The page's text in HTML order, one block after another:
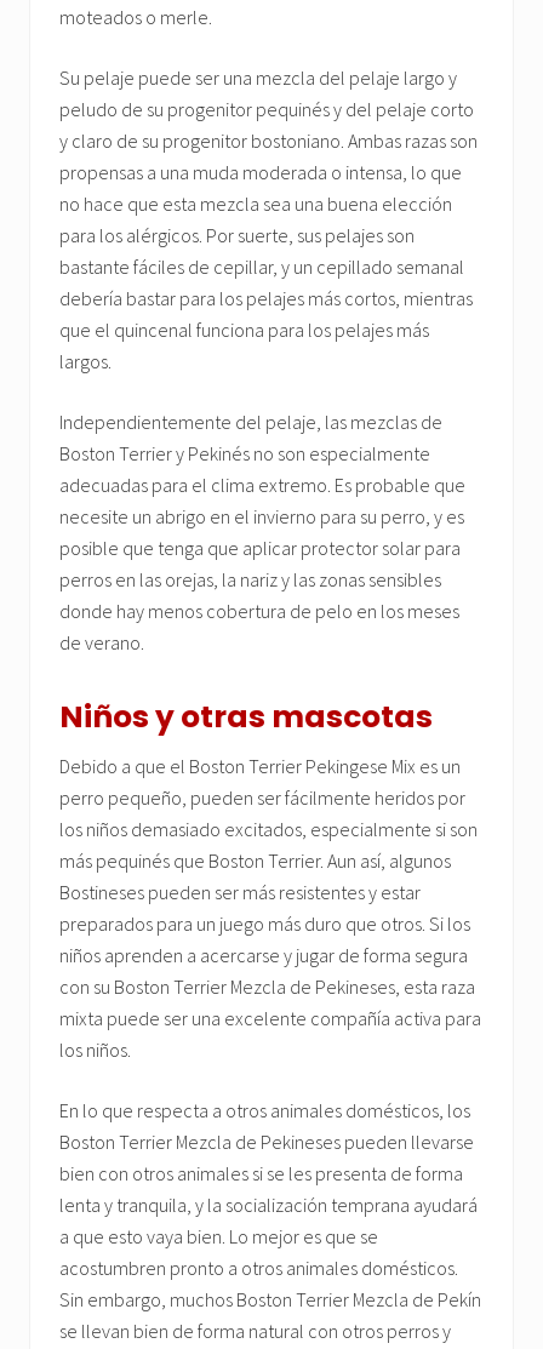
moteados o merle.
Su pelaje puede ser una mezcla del pelaje largo y
peludo de su progenitor pequinés y del pelaje corto
y claro de su progenitor bostoniano. Ambas razas son
propensas a una muda moderada o intensa, lo que
no hace que esta mezcla sea una buena elección
para los alérgicos. Por suerte, sus pelajes son
bastante fáciles de cepillar, y un cepillado semanal
debería bastar para los pelajes más cortos, mientras
que el quincenal funciona para los pelajes más
largos.
Independientemente del pelaje, las mezclas de
Boston Terrier y Pekinés no son especialmente
adecuadas para el clima extremo. Es probable que
necesite un abrigo en el invierno para su perro, y es
posible que tenga que aplicar protector solar para
perros en las orejas, la nariz y las zonas sensibles
donde hay menos cobertura de pelo en los meses
de verano.
Niños y otras mascotas
Debido a que el Boston Terrier Pekingese Mix es un
perro pequeño, pueden ser fácilmente heridos por
los niños demasiado excitados, especialmente si son
más pequinés que Boston Terrier. Aun así, algunos
Bostineses pueden ser más resistentes y estar
preparados para un juego más duro que otros. Si los
niños aprenden a acercarse y jugar de forma segura
con su Boston Terrier Mezcla de Pekineses, esta raza
mixta puede ser una excelente compañía activa para
los niños.
En lo que respecta a otros animales domésticos, los
Boston Terrier Mezcla de Pekineses pueden llevarse
bien con otros animales si se les presenta de forma
lenta y tranquila, y la socialización temprana ayudará
a que esto vaya bien. Lo mejor es que se
acostumbren pronto a otros animales domésticos.
Sin embargo, muchos Boston Terrier Mezcla de Pekín
se llevan bien de forma natural con otros perros y